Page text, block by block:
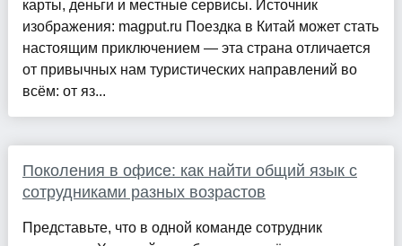
карты, деньги и местные сервисы. Источник
изображения: magput.ru Поездка в Китай может стать
настоящим приключением — эта страна отличается
от привычных нам туристических направлений во
всём: от яз...
Поколения в офисе: как найти общий язык с
сотрудниками разных возрастов
Представьте, что в одной команде сотрудник